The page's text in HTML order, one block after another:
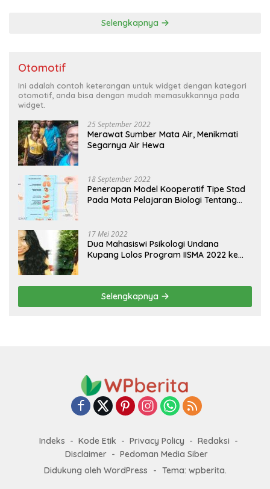
Selengkapnya
Otomotif
Ini adalah contoh keterangan untuk widget dengan kategori
otomotif, anda bisa dengan mudah memasukkannya pada
widget.
25 September 2022
Merawat Sumber Mata Air, Menikmati
Segarnya Air Hewa
18 September 2022
Penerapan Model Kooperatif Tipe Stad
Pada Mata Pelajaran Biologi Tentang
17 Mei 2022
Dua Mahasiswi Psikologi Undana
Kupang Lolos Program IISMA 2022 ke
Selengkapnya
Indeks Kode Etik Privacy Policy
Redaksi
Disclaimer
Pedoman Media Siber
Didukung oleh WordPress
- Tema: wpberita.